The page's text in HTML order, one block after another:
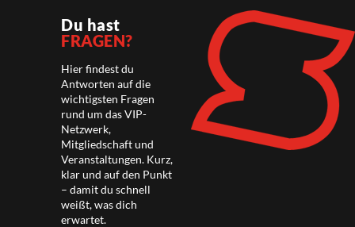
Du hast
FRAGEN?
Hier findest du
Antworten auf die
wichtigsten Fragen
rund um das VIP-
Netzwerk,
Mitgliedschaft und
Veranstaltungen. Kurz,
klar und auf den Punkt
– damit du schnell
weißt, was dich
erwartet.